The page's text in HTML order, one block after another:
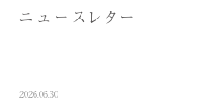
ニュースレター
2026.06.30